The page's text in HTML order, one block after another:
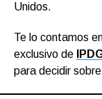
Unidos.
Te lo contamos
exclusivo de
para decidir